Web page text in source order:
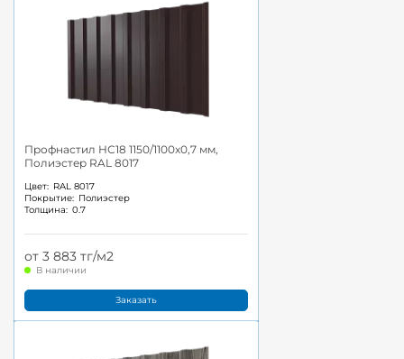
Профнастил НС18 1150/1100x0,7 мм,
Полиэстер RAL 8017
Цвет: RAL 8017
Покрытие: Полиэстер
Толщина: 0.7
от 3 883 тг/м2
В наличии
Заказать